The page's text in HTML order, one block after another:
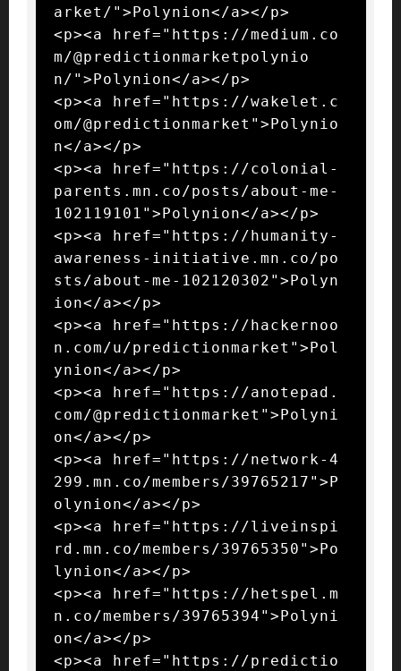
arket/">Polynion</a></p>
<p><a href="https://medium.co
m/@predictionmarketpolynio
n/">Polynion</a></p>
<p><a href="https://wakelet.c
om/@predictionmarket">Polynio
n</a></p>
<p><a href="https://colonial-
parents.mn.co/posts/about-me-
102119101">Polynion</a></p>
<p><a href="https://humanity-
awareness-initiative.mn.co/po
sts/about-me-102120302">Polyn
ion</a></p>
<p><a href="https://hackernoo
n.com/u/predictionmarket">Pol
ynion</a></p>
<p><a href="https://anotepad.
com/@predictionmarket">Polyni
on</a></p>
<p><a href="https://network-4
299.mn.co/members/39765217">P
olynion</a></p>
<p><a href="https://liveinspi
rd.mn.co/members/39765350">Po
lynion</a></p>
<p><a href="https://hetspel.m
n.co/members/39765394">Polyni
on</a></p>
<p><a href="https://predictio